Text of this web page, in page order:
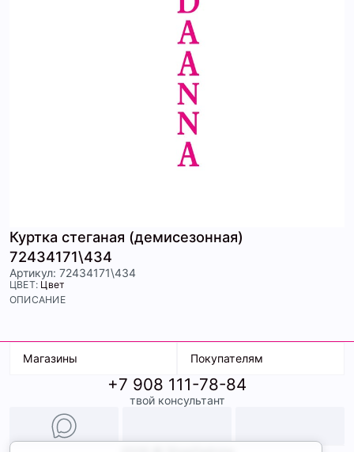
Куртка стеганая (демисезонная)
72434171\434
Артикул: 72434171\434
ЦВЕТ: Цвет
ОПИСАНИЕ
Магазины
ТК Терминал
ТРК Континент
Покупателям
Доставка
Условия оплаты
Образы
+7 908 111-78-84
твой консультант